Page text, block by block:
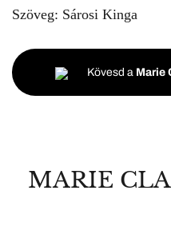
Szöveg: Sárosi Kinga
Kövesd a Marie
MARIE